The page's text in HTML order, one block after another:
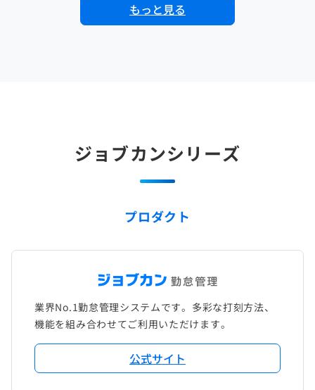
もっと見る
ジョブカンシリーズ
プロダクト
業界No.1勤怠管理システムです。多彩な打刻方法、
機能を組み合わせてご利用いただけます。
公式サイト